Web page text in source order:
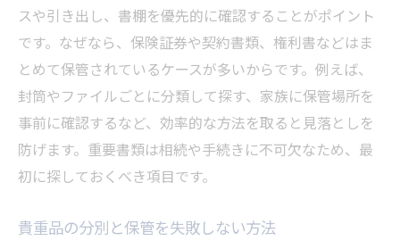
スや引き出し、書棚を優先的に確認することがポイント
です。なぜなら、保険証券や契約書類、権利書などはま
とめて保管されているケースが多いからです。例えば、
封筒やファイルごとに分類して探す、家族に保管場所を
事前に確認するなど、効率的な方法を取ると見落としを
防げます。重要書類は相続や手続きに不可欠なため、最
初に探しておくべき項目です。
貴重品の分別と保管を失敗しない方法